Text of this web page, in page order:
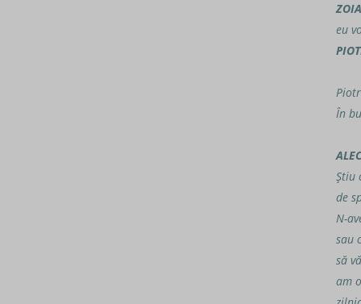
eu
În
Ştiu
de
N-
sau
să
am